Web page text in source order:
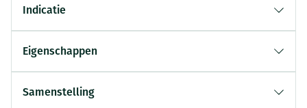
Indicatie
Eigenschappen
Samenstelling